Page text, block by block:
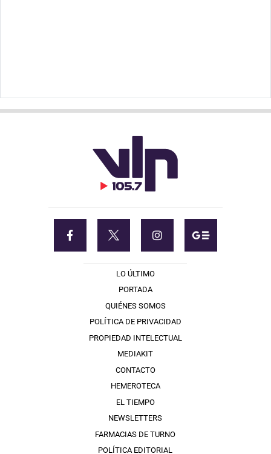
LO ÚLTIMO
PORTADA
QUIÉNES SOMOS
POLÍTICA DE PRIVACIDAD
PROPIEDAD INTELECTUAL
MEDIAKIT
CONTACTO
HEMEROTECA
EL TIEMPO
NEWSLETTERS
FARMACIAS DE TURNO
POLÍTICA EDITORIAL